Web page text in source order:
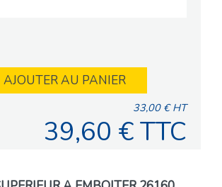
AJOUTER AU PANIER
33,00 € HT
39,60 € TTC